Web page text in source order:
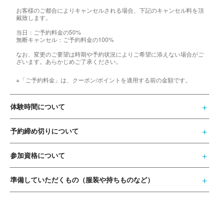
お客様のご都合によりキャンセルされる場合、下記のキャンセル料を頂
戴致します。
当日：ご予約料金の50%
無断キャンセル：ご予約料金の100%
なお、変更のご要望は時期や予約状況によりご希望に添えない場合がご
ざいます。あらかじめご了承ください。
※「ご予約料金」は、クーポン/ポイントを適用する前の金額です。
体験時間について
予約締め切りについて
参加資格について
準備していただくもの（服装や持ちものなど）